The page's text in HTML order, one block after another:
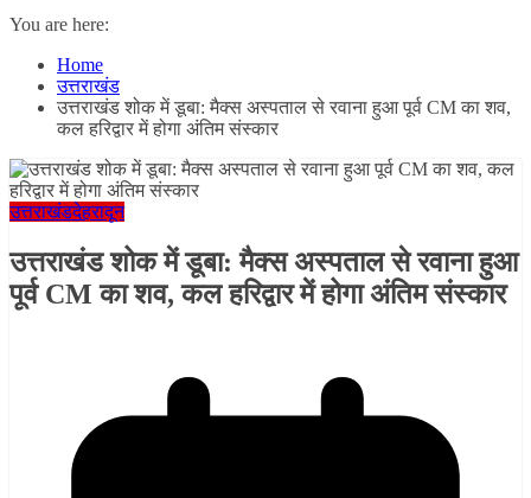
You are here:
Home
उत्तराखंड
उत्तराखंड शोक में डूबा: मैक्स अस्पताल से रवाना हुआ पूर्व CM का शव,
कल हरिद्वार में होगा अंतिम संस्कार
उत्तराखंडदेहरादून
उत्तराखंड शोक में डूबा: मैक्स अस्पताल से रवाना हुआ
पूर्व CM का शव, कल हरिद्वार में होगा अंतिम संस्कार